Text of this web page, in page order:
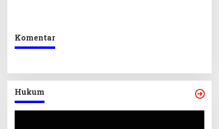
Komentar
Hukum